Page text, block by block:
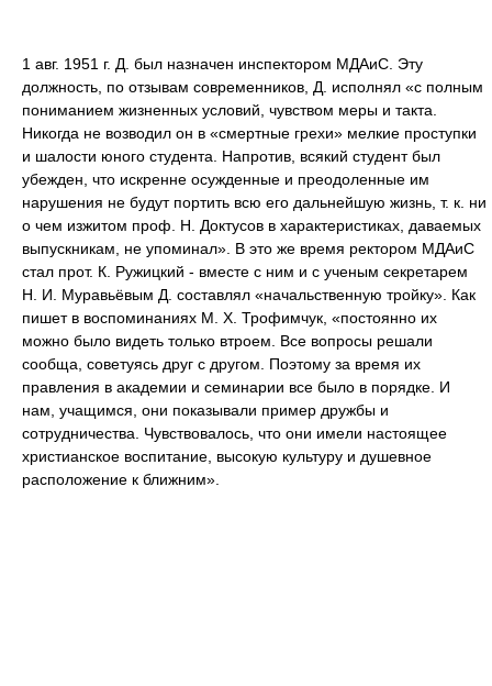
1 авг. 1951 г. Д. был назначен инспектором МДАиС. Эту
должность, по отзывам современников, Д. исполнял «с полным
пониманием жизненных условий, чувством меры и такта.
Никогда не возводил он в «смертные грехи» мелкие проступки
и шалости юного студента. Напротив, всякий студент был
убежден, что искренне осужденные и преодоленные им
нарушения не будут портить всю его дальнейшую жизнь, т. к. ни
о чем изжитом проф. Н. Доктусов в характеристиках, даваемых
выпускникам, не упоминал». В это же время ректором МДАиС
стал прот. К. Ружицкий - вместе с ним и с ученым секретарем
Н. И. Муравьёвым Д. составлял «начальственную тройку». Как
пишет в воспоминаниях М. Х. Трофимчук, «постоянно их
можно было видеть только втроем. Все вопросы решали
сообща, советуясь друг с другом. Поэтому за время их
правления в академии и семинарии все было в порядке. И
нам, учащимся, они показывали пример дружбы и
сотрудничества. Чувствовалось, что они имели настоящее
христианское воспитание, высокую культуру и душевное
расположение к ближним».